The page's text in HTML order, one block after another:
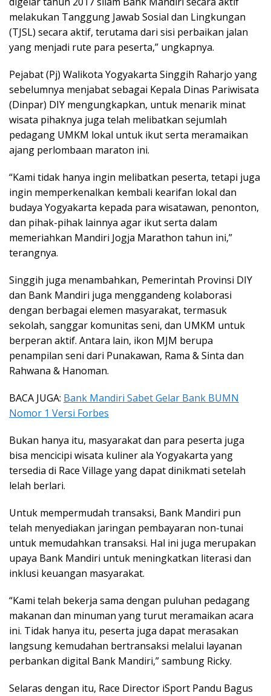
melakukan Tanggung Jawab Sosial dan Lingkungan
(TJSL) secara aktif, terutama dari sisi perbaikan jalan
yang menjadi rute para peserta,” ungkapnya.
Pejabat (Pj) Walikota Yogyakarta Singgih Raharjo yang
sebelumnya menjabat sebagai Kepala Dinas Pariwisata
(Dinpar) DIY mengungkapkan, untuk menarik minat
wisata pihaknya juga telah melibatkan sejumlah
pedagang UMKM lokal untuk ikut serta meramaikan
ajang perlombaan maraton ini.
“Kami tidak hanya ingin melibatkan peserta, tetapi juga
ingin memperkenalkan kembali kearifan lokal dan
budaya Yogyakarta kepada para wisatawan, penonton,
dan pihak-pihak lainnya agar ikut serta dalam
memeriahkan Mandiri Jogja Marathon tahun ini,”
terangnya.
Singgih juga menambahkan, Pemerintah Provinsi DIY
dan Bank Mandiri juga menggandeng kolaborasi
dengan berbagai elemen masyarakat, termasuk
sekolah, sanggar komunitas seni, dan UMKM untuk
berperan aktif. Antara lain, ikon MJM berupa
penampilan seni dari Punakawan, Rama & Sinta dan
Rahwana & Hanoman.
BACA JUGA: Bank Mandiri Sabet Gelar Bank BUMN
Nomor 1 Versi Forbes
Bukan hanya itu, masyarakat dan para peserta juga
bisa mencicipi wisata kuliner ala Yogyakarta yang
tersedia di Race Village yang dapat dinikmati setelah
lelah berlari.
Untuk mempermudah transaksi, Bank Mandiri pun
telah menyediakan jaringan pembayaran non-tunai
untuk memudahkan transaksi. Hal ini juga merupakan
upaya Bank Mandiri untuk meningkatkan literasi dan
inklusi keuangan masyarakat.
“Kami telah bekerja sama dengan puluhan pedagang
makanan dan minuman yang turut meramaikan acara
ini. Tidak hanya itu, peserta juga dapat merasakan
langsung kemudahan bertransaksi melalui layanan
perbankan digital Bank Mandiri,” sambung Ricky.
Selaras dengan itu, Race Director iSport Pandu Bagus